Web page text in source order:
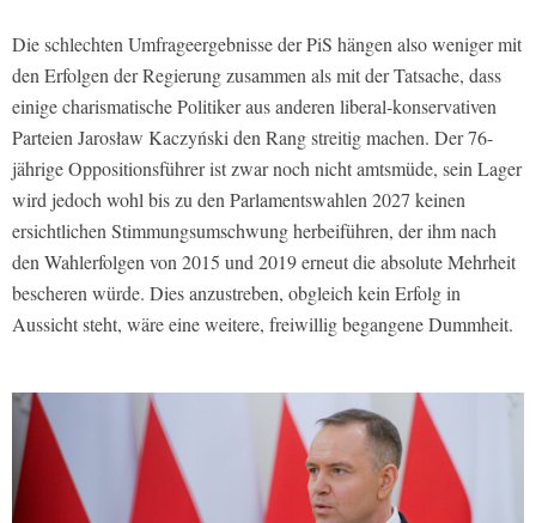
Die schlechten Umfrageergebnisse der PiS hängen also weniger mit
den Erfolgen der Regierung zusammen als mit der Tatsache, dass
einige charismatische Politiker aus anderen liberal-konservativen
Parteien Jarosław Kaczyński den Rang streitig machen. Der 76-
jährige Oppositionsführer ist zwar noch nicht amtsmüde, sein Lager
wird jedoch wohl bis zu den Parlamentswahlen 2027 keinen
ersichtlichen Stimmungsumschwung herbeiführen, der ihm nach
den Wahlerfolgen von 2015 und 2019 erneut die absolute Mehrheit
bescheren würde. Dies anzustreben, obgleich kein Erfolg in
Aussicht steht, wäre eine weitere, freiwillig begangene Dummheit.